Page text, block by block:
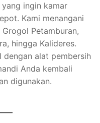
ingin kamar
Kami menangani
Petamburan,
hingga Kalideres.
alat pembersih
Anda kembali
digunakan.